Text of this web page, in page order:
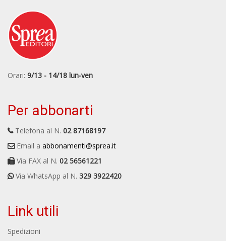
Orari: 9/13 - 14/18 lun-ven
Per abbonarti
Telefona al N. 02 87168197
Email a abbonamenti@sprea.it
Via FAX al N. 02 56561221
Via WhatsApp al N. 329 3922420
Link utili
Spedizioni